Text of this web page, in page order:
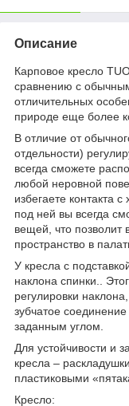
Описание
Карповое кресло
сравнению с
отличительных
природе еще более
В отличие от
отдельности)
всегда сможете
любой неровной
избегаете контакта
под ней вы всегда
вещей, что позволит
пространство в
У кресла с
наклона спинки..
регулировки
зубчатое
заданным углом.
Для устойчивости и
кресла –
пластиковыми
Кресло: